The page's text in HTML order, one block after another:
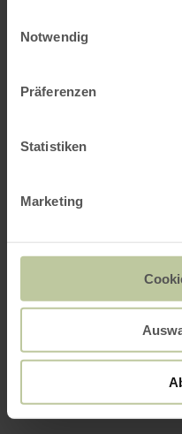
Notwendig
Präferenzen
Statistiken
Marketing